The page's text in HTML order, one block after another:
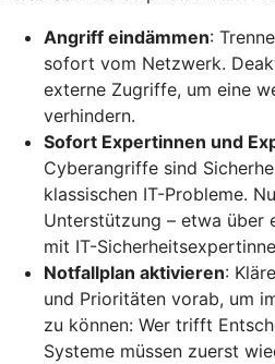
Angriff eindämmen:
sofort vom Netzwerk.
externe Zugriffe, um eine
verhindern.
Sofort Expertinnen und
Cyberangriffe sind
klassischen IT-Probleme.
Unterstützung – etwa
mit IT-
Notfallplan aktivieren:
und Prioritäten vorab, um
zu können: Wer trifft
Systeme müssen zuerst